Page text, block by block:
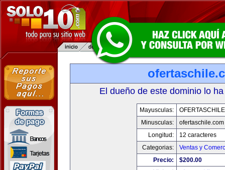
El dueño de este dominio lo
Mayusculas:
Minusculas:
ofertaschile.com
Longitud:
12 caracteres
Categorias:
Ventas y
Precio:
$200.00